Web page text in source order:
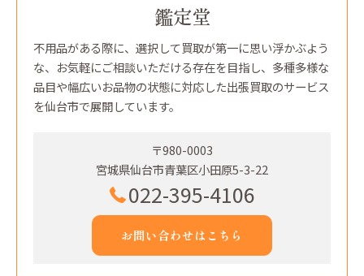
鑑定堂
不用品がある際に、選択して買取が第一に思い浮かぶよう
な、お気軽にご相談いただける存在を目指し、多種多様な
品目や幅広いお品物の状態に対応した出張買取のサービス
を仙台市で展開しています。
〒980-0003
宮城県仙台市青葉区小田原5-3-22
022-395-4106
お問い合わせはこちら